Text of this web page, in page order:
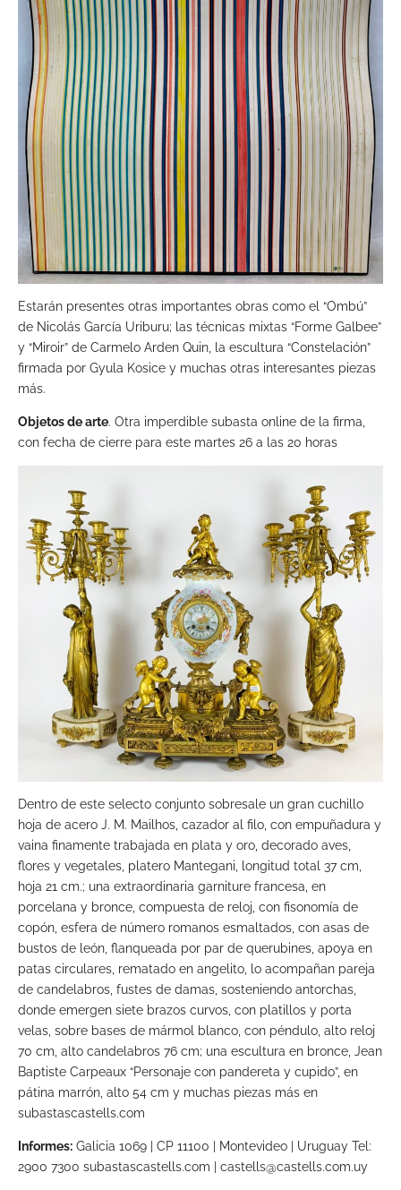
Estarán presentes otras importantes obras como el “Ombú”
de Nicolás García Uriburu; las técnicas mixtas “Forme Galbee”
y “Miroir” de Carmelo Arden Quin, la escultura “Constelación”
firmada por Gyula Kosice y muchas otras interesantes piezas
más.
Objetos de arte. Otra imperdible subasta online de la firma,
con fecha de cierre para este martes 26 a las 20 horas
Dentro de este selecto conjunto sobresale un gran cuchillo
hoja de acero J. M. Mailhos, cazador al filo, con empuñadura y
vaina finamente trabajada en plata y oro, decorado aves,
flores y vegetales, platero Mantegani, longitud total 37 cm,
hoja 21 cm.; una extraordinaria garniture francesa, en
porcelana y bronce, compuesta de reloj, con fisonomía de
copón, esfera de número romanos esmaltados, con asas de
bustos de león, flanqueada por par de querubines, apoya en
patas circulares, rematado en angelito, lo acompañan pareja
de candelabros, fustes de damas, sosteniendo antorchas,
donde emergen siete brazos curvos, con platillos y porta
velas, sobre bases de mármol blanco, con péndulo, alto reloj
70 cm, alto candelabros 76 cm; una escultura en bronce, Jean
Baptiste Carpeaux “Personaje con pandereta y cupido”, en
pátina marrón, alto 54 cm y muchas piezas más en
subastascastells.com
Informes: Galicia 1069 | CP 11100 | Montevideo | Uruguay Tel:
2900 7300 subastascastells.com | castells@castells.com.uy